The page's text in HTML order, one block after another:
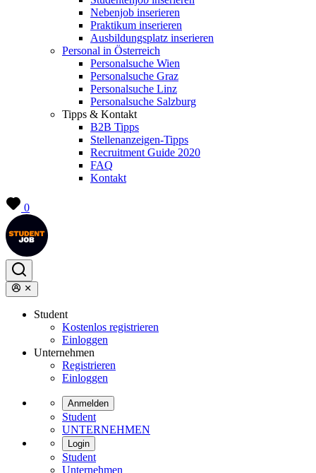
Nebenjob inserieren
Praktikum inserieren
Ausbildungsplatz inserieren
Personal in Österreich
Personalsuche Wien
Personalsuche Graz
Personalsuche Linz
Personalsuche Salzburg
Tipps & Kontakt
B2B Tipps
Stellenanzeigen-Tipps
Recruitment Guide 2020
FAQ
Kontakt
0
Student
Kostenlos registrieren
Einloggen
Unternehmen
Registrieren
Einloggen
Anmelden
Student
UNTERNEHMEN
Login
Student
Unternehmen